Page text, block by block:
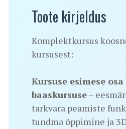
Toote kirjeldus
Komplektkursus
kursusest:
Kursuse esimese
baaskursuse–
tarkvara peamiste
tundma õppimine ja